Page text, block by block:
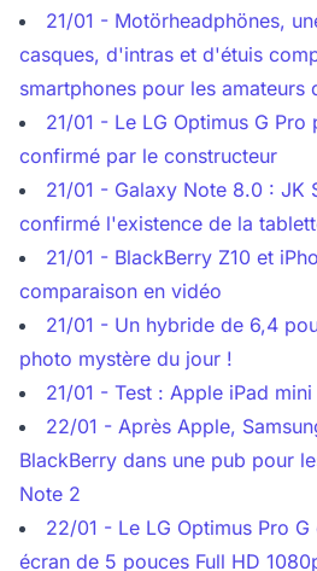
21/01 - Motörheadphönes,
casques, d'intras et d'étuis
smartphones pour les amateurs
21/01 - Le LG Optimus G Pro
confirmé par le constructeur
21/01 - Galaxy Note 8.0 : JK
confirmé l'existence de la
21/01 - BlackBerry Z10 et
comparaison en vidéo
21/01 - Un hybride de 6,4
photo mystère du jour !
21/01 - Test : Apple iPad mini
22/01 - Après Apple,
BlackBerry dans une pub pour
Note 2
22/01 - Le LG Optimus Pro
écran de 5 pouces Full HD